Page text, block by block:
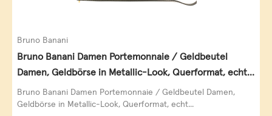
Bruno Banani
Bruno Banani Damen Portemonnaie / Geldbeutel
Damen, Geldbörse in Metallic-Look, Querformat, echt
Leder, schwarz-gold
Bruno Banani Damen Portemonnaie / Geldbeutel Damen,
Geldbörse in Metallic-Look, Querformat, echt...